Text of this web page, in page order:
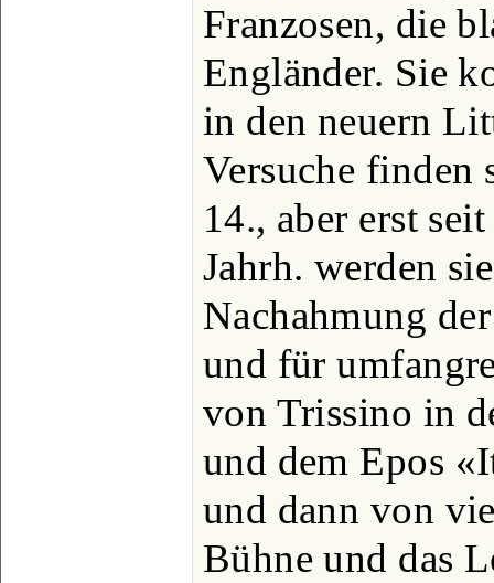
Franzosen, die
Engländer. Sie
in den neuern
Versuche finden
14., aber erst
Jahrh. werden
Nachahmung
und für
von Trissino in
und dem Epos
und dann von
Bühne und das